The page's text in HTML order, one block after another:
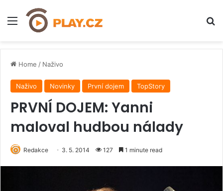
Menu
Home / Naživo
Naživo Novinky První dojem TopStory
PRVNÍ DOJEM: Yanni
maloval hudbou nálady
Redakce 3. 5. 2014 127 1 minute read